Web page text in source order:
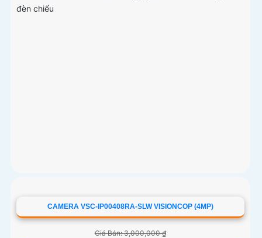
đèn chiếu
CAMERA VSC-IP00408RA-SLW VISIONCOP (4MP)
Giá Bán: 3,000,000 ₫